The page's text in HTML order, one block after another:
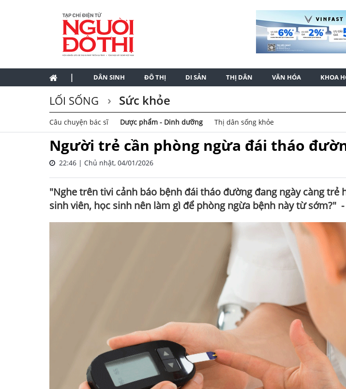
| DÂN SINH ĐÔ THỊ DI SẢN THỊ DÂN VĂN HÓA KHOA
LỐI SỐNG Sức khỏe
Câu chuyện bác sĩ Dược phẩm - Dinh dưỡng Thị dân sống khỏe
Người trẻ cần phòng ngừa đái tháo
22:46 | Chủ nhật, 04/01/2026
"Nghe trên tivi cảnh báo bệnh đái tháo đường đang ngày càng trẻ
sinh viên, học sinh nên làm gì để phòng ngừa bệnh này từ sớm?" -